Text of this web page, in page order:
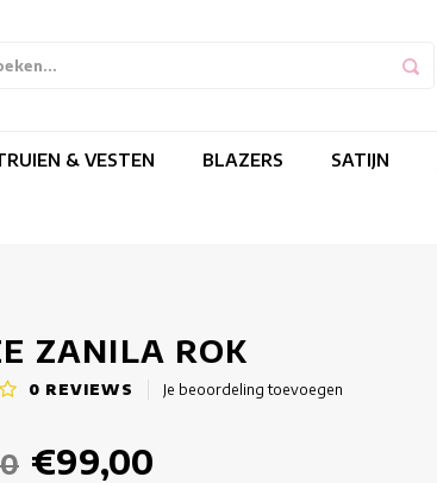
& VESTEN BLAZERS SATIJN
ZANILA ROK
0 REVIEWS Je beoordeling toevoegen
€99,00